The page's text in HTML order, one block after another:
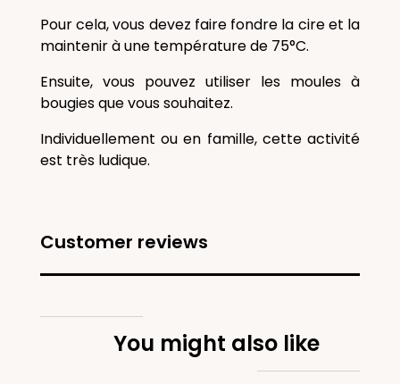
Pour cela, vous devez faire fondre la cire et la
maintenir à une température de 75°C.
Ensuite, vous pouvez utiliser les moules à
bougies que vous souhaitez.
Individuellement ou en famille, cette activité
est très ludique.
Customer reviews
You might also like